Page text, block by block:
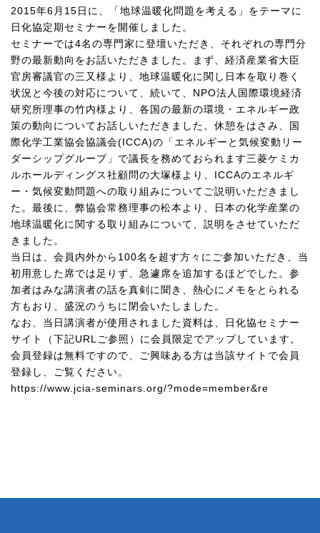
2015年6月15日に、「地球温暖化問題を考える」をテーマに
日化協定期セミナーを開催しました。
セミナーでは4名の専門家に登壇いただき、それぞれの専門分
野の最新動向をお話いただきました。まず、経済産業省大臣
官房審議官の三又様より、地球温暖化に関し日本を取り巻く
状況と今後の対応について、続いて、NPO法人国際環境経済
研究所理事の竹内様より、各国の最新の環境・エネルギー政
策の動向についてお話しいただきました。休憩をはさみ、国
際化学工業協会協議会(ICCA)の「エネルギーと気候変動リー
ダーシップグループ」で議長を務めておられます三菱ケミカ
ルホールディングス社顧問の大塚様より、ICCAのエネルギ
ー・気候変動問題への取り組みについてご説明いただきまし
た。最後に、弊協会常務理事の松本より、日本の化学産業の
地球温暖化に関する取り組みについて、説明をさせていただ
きました。
当日は、会員内外から100名を超す方々にご参加いただき、当
初用意した席では足りず、急遽席を追加するほどでした。参
加者はみな講演者の話を真剣に聞き、熱心にメモをとられる
方もおり、盛況のうちに閉会いたしました。
なお、当日講演者が使用されました資料は、日化協セミナー
サイト（下記URLご参照）に会員限定でアップしています。
会員登録は無料ですので、ご興味ある方は当該サイトで会員
登録し、ご覧ください。
https://www.jcia-seminars.org/?mode=member&re